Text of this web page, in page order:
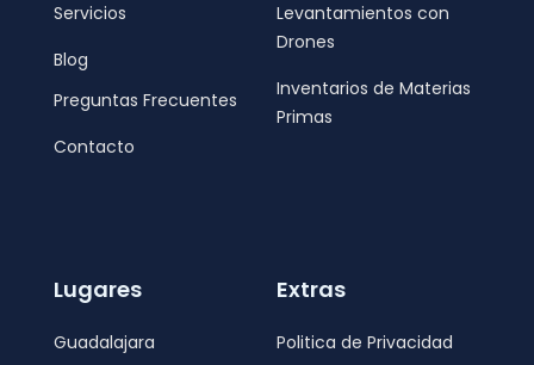
Servicios
Blog
Preguntas Frecuentes
Contacto
Levantamientos con
Drones
Inventarios de Materias
Primas
Lugares
Guadalajara
Extras
Politica de Privacidad